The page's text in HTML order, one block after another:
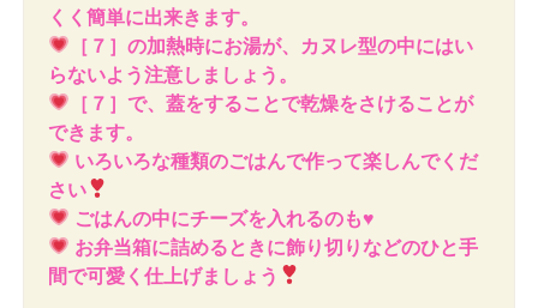
くく簡単に出来きます。
［７］の加熱時にお湯が、カヌレ型の中にはい
らないよう注意しましょう。
［７］で、蓋をすることで乾燥をさけることが
できます。
いろいろな種類のごはんで作って楽しんでくだ
さい
ごはんの中にチーズを入れるのも♥
お弁当箱に詰めるときに飾り切りなどのひと手
間で可愛く仕上げましょう